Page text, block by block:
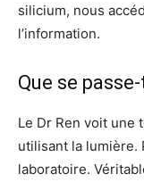
silicium, nous
l’information.
Que se
Le Dr Ren voit une
utilisant la lumière.
laboratoire.